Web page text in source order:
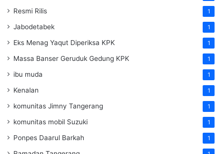
Resmi Rilis 1
Jabodetabek 1
Eks Menag Yaqut Diperiksa KPK 1
Massa Banser Geruduk Gedung KPK 1
ibu muda 1
Kenalan 1
komunitas Jimny Tangerang 1
komunitas mobil Suzuki 1
Ponpes Daarul Barkah 1